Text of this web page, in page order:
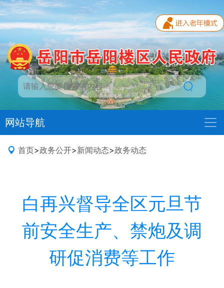
网站导航
首页>政务公开>新闻动态>政务动态
白再兴督导全区元旦节
前安全生产、禁炮及调
研促消费等工作